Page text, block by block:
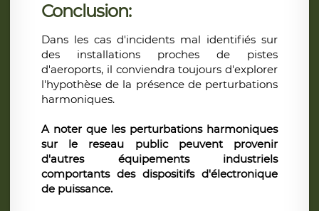
Conclusion:
Dans les cas d'incidents mal identifiés sur
des installations proches de pistes
d'aeroports, il conviendra toujours d'explorer
l'hypothèse de la présence de perturbations
harmoniques.
A noter que les perturbations harmoniques
sur le reseau public peuvent provenir
d'autres équipements industriels
comportants des dispositifs d'électronique
de puissance.